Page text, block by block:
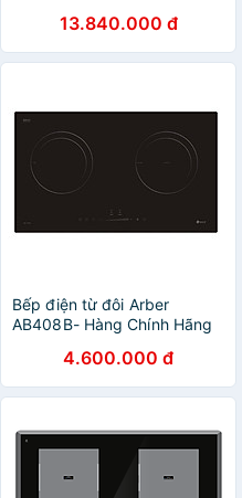
13.840.000 đ
Bếp điện từ đôi Arber
AB408B- Hàng Chính Hãng
4.600.000 đ